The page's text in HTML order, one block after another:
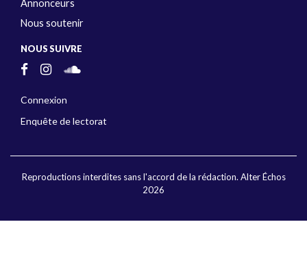
Annonceurs
Nous soutenir
NOUS SUIVRE
Connexion
Enquête de lectorat
Reproductions interdites sans l'accord de la rédaction. Alter Échos
2026